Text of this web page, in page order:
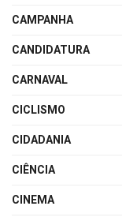
CAMPANHA
CANDIDATURA
CARNAVAL
CICLISMO
CIDADANIA
CIÊNCIA
CINEMA